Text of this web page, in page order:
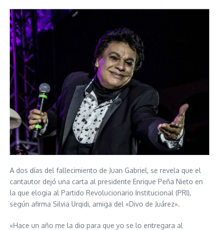
A dos días del fallecimiento de Juan Gabriel, se revela que el
cantautor dejó una carta al presidente Enrique Peña Nieto en
la que elogia al Partido Revolucionario Institucional (PRI),
según afirma Silvia Urqidi, amiga del «Divo de Juárez».
«Hace un año me la dio para que yo se lo entregara al